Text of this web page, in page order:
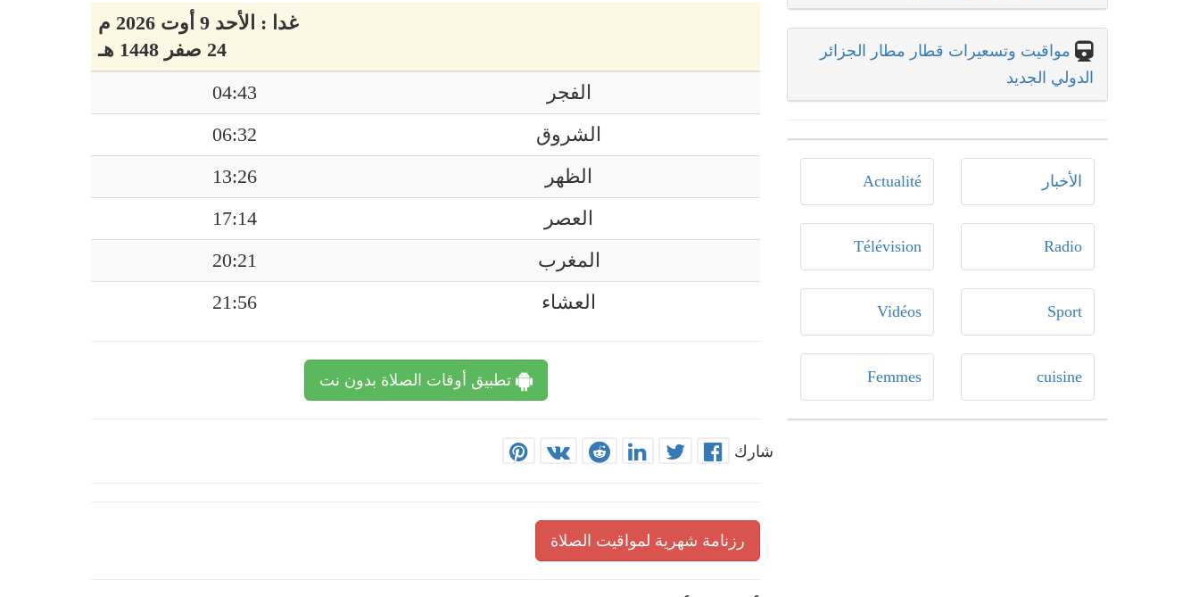
غدا : الأحد 9 أوت 2026 م
24 صفر 1448 هـ
الفجر
04:43
الشروق
06:32
الظهر
13:26
العصر
17:14
المغرب
20:21
العشاء
21:56
تطبيق أوقات الصلاة بدون نت
شارك
رزنامة شهرية لمواقيت الصلاة
مواقيت وتسعيرات قطار مطار الجزائر
الدولي الجديد
Actualité الأخبار
Télévision Radio
Vidéos Sport
Femmes cuisine